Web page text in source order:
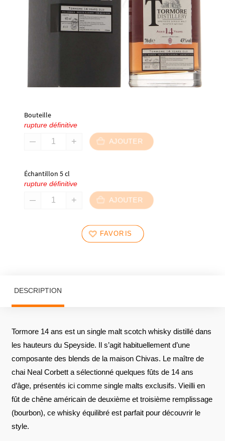
Bouteille
rupture définitive
AJOUTER
Échantillon 5 cl
rupture définitive
AJOUTER
FAVORIS
DESCRIPTION
Tormore 14 ans est un single malt scotch whisky distillé dans
les hauteurs du Speyside. Il s’agit habituellement d’une
composante des blends de la maison Chivas. Le maître de
chai Neal Corbett a sélectionné quelques fûts de 14 ans
d’âge, présentés ici comme single malts exclusifs. Vieilli en
fût de chêne américain de deuxième et troisième remplissage
(bourbon), ce whisky équilibré est parfait pour découvrir le
style.